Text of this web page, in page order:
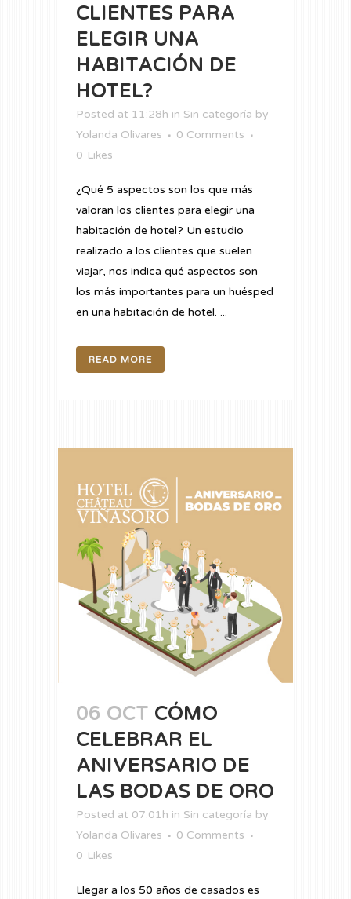
CLIENTES PARA
ELEGIR UNA
HABITACIÓN DE
HOTEL?
Posted at 11:28h in Sin categoría by
Yolanda Olivares
0 Comments
0 Likes
¿Qué 5 aspectos son los que más
valoran los clientes para elegir una
habitación de hotel? Un estudio
realizado a los clientes que suelen
viajar, nos indica qué aspectos son
los más importantes para un huésped
en una habitación de hotel. ...
READ MORE
06 OCT CÓMO
CELEBRAR EL
ANIVERSARIO DE
LAS BODAS DE ORO
Posted at 07:01h in Sin categoría by
Yolanda Olivares
0 Comments
0 Likes
Llegar a los 50 años de casados es